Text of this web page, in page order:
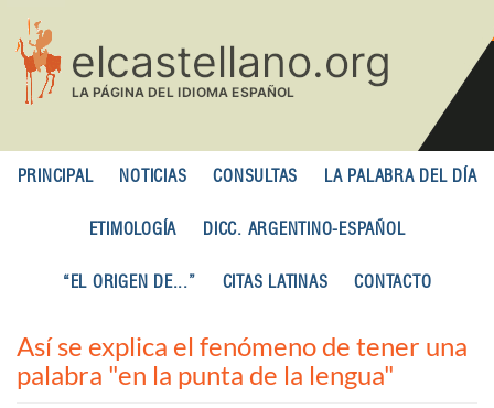
contenido
principal
PRINCIPAL NOTICIAS CONSULTAS LA PALABRA DEL DÍA
ETIMOLOGÍA DICC. ARGENTINO-ESPAÑOL
“EL ORIGEN DE...” CITAS LATINAS CONTACTO
Así se explica el fenómeno de tener una
palabra "en la punta de la lengua"